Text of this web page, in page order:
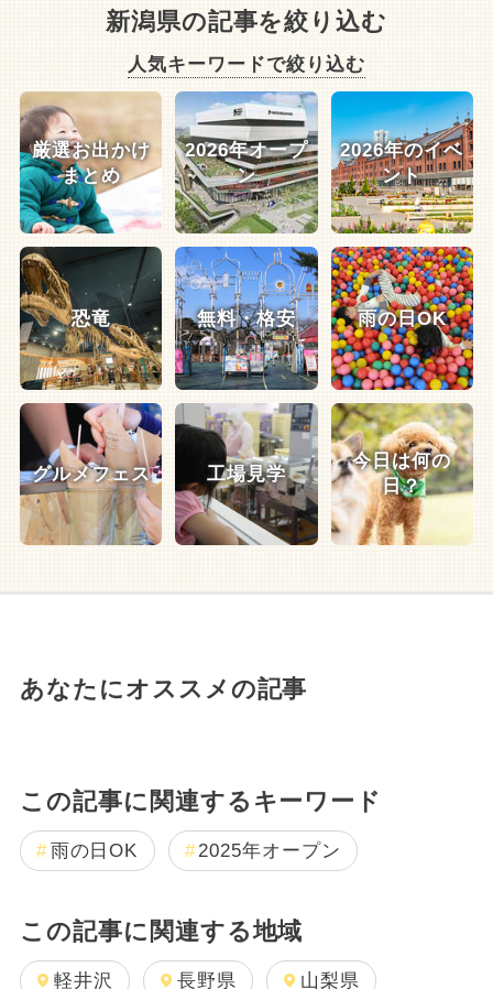
新潟県の記事を絞り込む
人気キーワードで絞り込む
厳選お出かけ
まとめ
2026年オープ
ン
2026年のイベ
ント
恐竜 無料・格安 雨の日OK
グルメフェス 工場見学
今日は何の
日？
あなたにオススメの記事
この記事に関連するキーワード
雨の日OK 2025年オープン
この記事に関連する地域
軽井沢 長野県 山梨県